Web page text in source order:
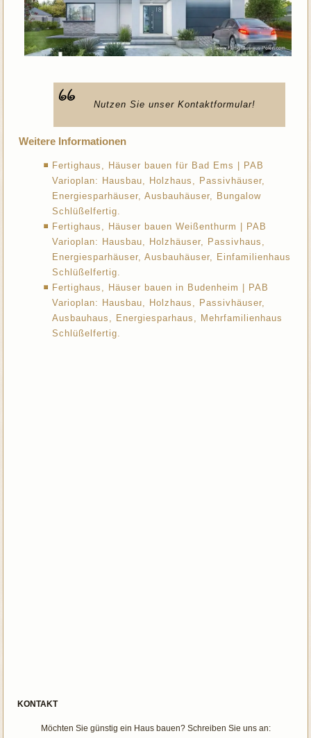
Nutzen Sie unser Kontaktformular!
Weitere Informationen
Fertighaus, Häuser bauen für Bad Ems | PAB
Varioplan: Hausbau, Holzhaus, Passivhäuser,
Energiesparhäuser, Ausbauhäuser, Bungalow
Schlüßelfertig.
Fertighaus, Häuser bauen Weißenthurm | PAB
Varioplan: Hausbau, Holzhäuser, Passivhaus,
Energiesparhäuser, Ausbauhäuser, Einfamilienhaus
Schlüßelfertig.
Fertighaus, Häuser bauen in Budenheim | PAB
Varioplan: Hausbau, Holzhaus, Passivhäuser,
Ausbauhaus, Energiesparhaus, Mehrfamilienhaus
Schlüßelfertig.
KONTAKT
Möchten Sie günstig ein Haus bauen? Schreiben Sie uns an: